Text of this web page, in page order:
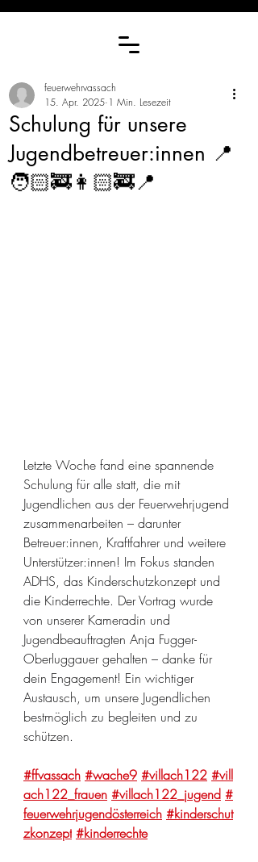
Schulung für unsere
Jugendbetreuer:innen 📍
🧑🏻‍🚒👩🏻‍🚒📍
feuerwehrvassach
15. Apr. 2025 1 Min. Lesezeit
Letzte Woche fand eine spannende
Schulung für alle statt, die mit
Jugendlichen aus der Feuerwehrjugend
zusammenarbeiten – darunter
Betreuer:innen, Kraftfahrer und weitere
Unterstützer:innen! Im Fokus standen
ADHS, das Kinderschutzkonzept und
die Kinderrechte. Der Vortrag wurde
von unserer Kameradin und
Jugendbeauftragten Anja Fugger-
Oberluggauer gehalten – danke für
dein Engagement! Ein wichtiger
Austausch, um unsere Jugendlichen
bestmöglich zu begleiten und zu
schützen.
#ffvassach #wache9 #villach122 #vill
ach122_frauen #villach122_jugend #
feuerwehrjugendösterreich #kinderschut
zkonzept #kinderrechte